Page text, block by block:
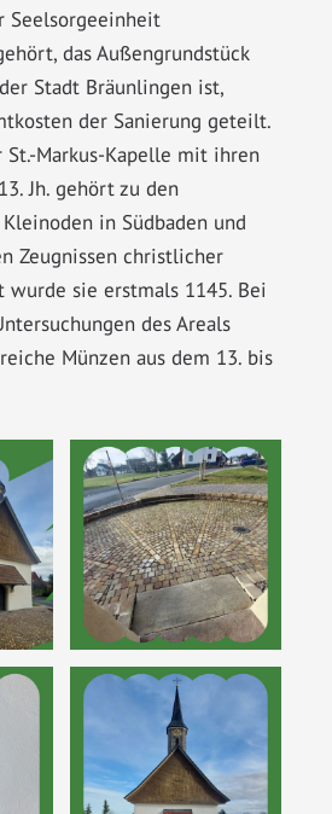
Seelsorgeeinheit
das Außengrundstück
Stadt Bräunlingen ist,
der Sanierung geteilt.
Markus-Kapelle mit ihren
Jh. gehört zu den
in Südbaden und
Zeugnissen christlicher
wurde sie erstmals 1145. Bei
des Areals
Münzen aus dem 13. bis